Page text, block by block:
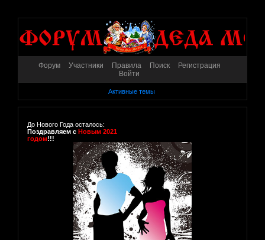
Форум Участники Правила Поиск
Регистрация
Войти
Активные темы
До Нового Года осталось:
Поздравляем с Новым 2021
годом!!!